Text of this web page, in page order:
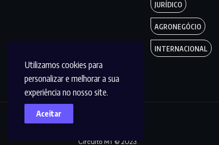
Utilizamos cookies para
personalizar e melhorar a sua
experiência no nosso site.
Aceitar
JURÍDICO
AGRONEGÓCIO
INTERNACIONAL
Circuito MT © 2023.